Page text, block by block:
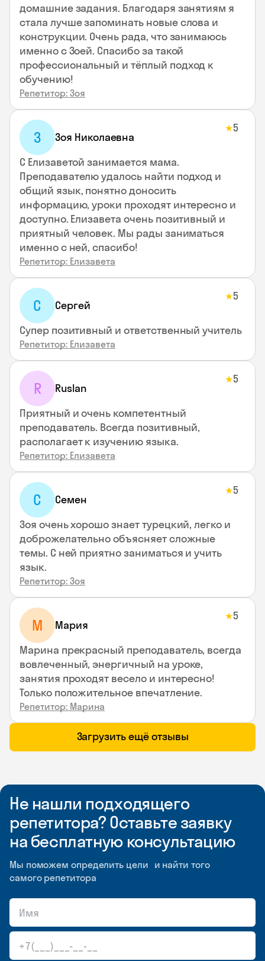
домашние задания. Благодаря занятиям я
стала лучше запоминать новые слова и
конструкции. Очень рада, что занимаюсь
именно с Зоей. Спасибо за такой
профессиональный и тёплый подход к
обучению!
Репетитор: Зоя
З Зоя Николаевна
★5
С Елизаветой занимается мама.
Преподавателю удалось найти подход и
общий язык, понятно доносить
информацию, уроки проходят интересно и
доступно. Елизавета очень позитивный и
приятный человек. Мы рады заниматься
именно с ней, спасибо!
Репетитор: Елизавета
С Сергей
★5
Супер позитивный и ответственный учитель
Репетитор: Елизавета
R Ruslan
★5
Приятный и очень компетентный
преподаватель. Всегда позитивный,
располагает к изучению языка.
Репетитор: Елизавета
С Семен
★5
Зоя очень хорошо знает турецкий, легко и
доброжелательно объясняет сложные
темы. С ней приятно заниматься и учить
язык.
Репетитор: Зоя
М Мария
★5
Марина прекрасный преподаватель, всегда
вовлеченный, энергичный на уроке,
занятия проходят весело и интересно!
Только положительное впечатление.
Репетитор: Марина
Загрузить ещё отзывы
Не нашли подходящего
репетитора? Оставьте заявку
на бесплатную консультацию
Мы поможем определить цели и найти того
самого репетитора